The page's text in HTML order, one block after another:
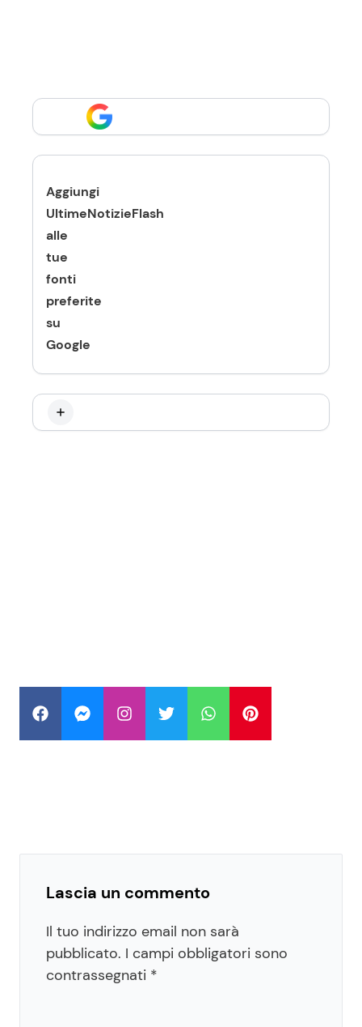
Aggiungi
UltimeNotizieFlash
alle
tue
fonti
preferite
su
Google
Lascia un commento
Il tuo indirizzo email non sarà
pubblicato. I campi obbligatori sono
contrassegnati *